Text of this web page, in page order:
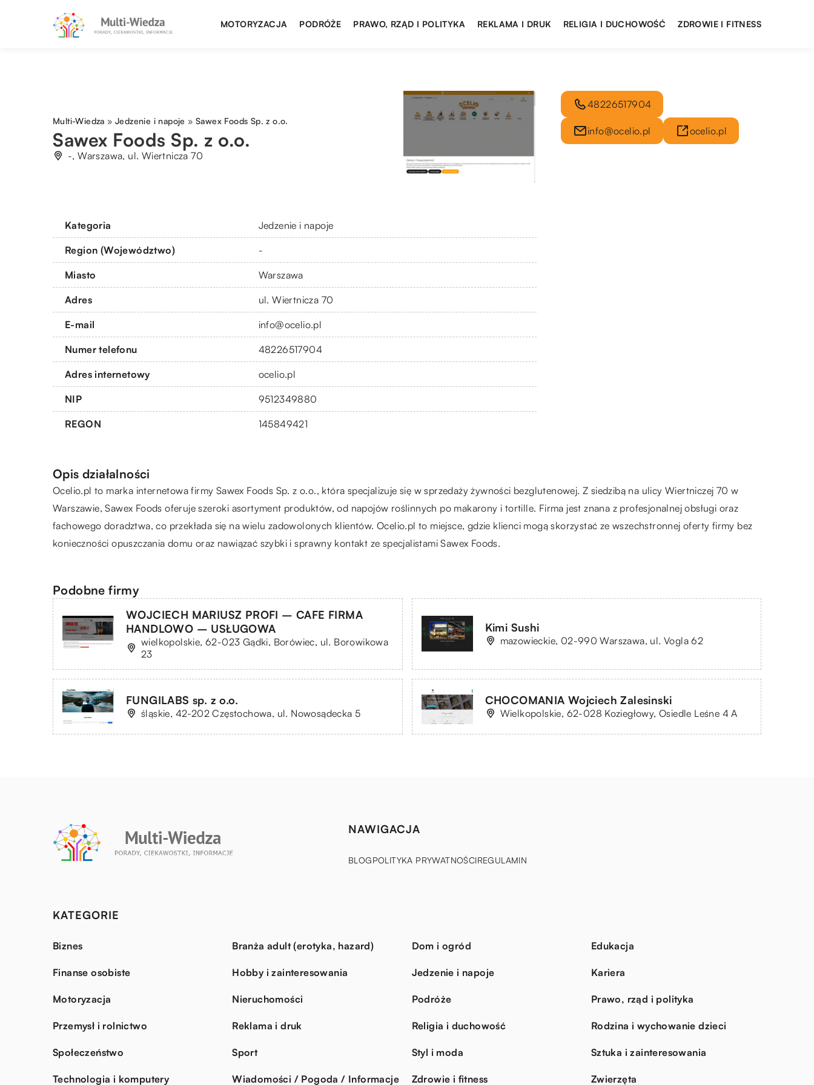
MOTORYZACJA PODRÓŻE PRAWO, RZĄD I POLITYKA REKLAMA I DRUK RELIGIA I DUCHOWOŚĆ ZDROWIE I FITNESS
Multi-Wiedza »Jedzenie i napoje »Sawex Foods Sp. z o.o.
Sawex Foods Sp. z o.o.
-, Warszawa, ul. Wiertnicza 70
Kategoria Jedzenie i napoje
Region (Województwo) -
Miasto Warszawa
Adres ul. Wiertnicza 70
E-mail info@ocelio.pl
Numer telefonu 48226517904
Adres internetowy ocelio.pl
NIP 9512349880
REGON 145849421
48226517904
info@ocelio.pl ocelio.pl
Opis działalności
Ocelio.pl to marka internetowa firmy Sawex Foods Sp. z o.o., która specjalizuje się w sprzedaży żywności bezglutenowej. Z siedzibą na ulicy Wiertniczej 70 w
Warszawie, Sawex Foods oferuje szeroki asortyment produktów, od napojów roślinnych po makarony i tortille. Firma jest znana z profesjonalnej obsługi oraz
fachowego doradztwa, co przekłada się na wielu zadowolonych klientów. Ocelio.pl to miejsce, gdzie klienci mogą skorzystać ze wszechstronnej oferty firmy bez
konieczności opuszczania domu oraz nawiązać szybki i sprawny kontakt ze specjalistami Sawex Foods.
Podobne firmy
WOJCIECH MARIUSZ PROFI – CAFE FIRMA
HANDLOWO – USŁUGOWA
wielkopolskie, 62-023 Gądki, Borówiec, ul. Borowikowa
23
Kimi Sushi
mazowieckie, 02-990 Warszawa, ul. Vogla 62
FUNGILABS sp. z o.o.
śląskie, 42-202 Częstochowa, ul. Nowosądecka 5
CHOCOMANIA Wojciech Zalesinski
Wielkopolskie, 62-028 Koziegłowy, Osiedle Leśne 4 A
NAWIGACJA
BLOGPOLITYKA PRYWATNOŚCIREGULAMIN
KATEGORIE
Biznes Branża adult (erotyka, hazard) Dom i ogród Edukacja
Finanse osobiste Hobby i zainteresowania Jedzenie i napoje Kariera
Motoryzacja Nieruchomości Podróże Prawo, rząd i polityka
Przemysł i rolnictwo Reklama i druk Religia i duchowość Rodzina i wychowanie dzieci
Społeczeństwo Sport Styl i moda Sztuka i zainteresowania
Technologia i komputery Wiadomości / Pogoda / Informacje Zdrowie i fitness Zwierzęta